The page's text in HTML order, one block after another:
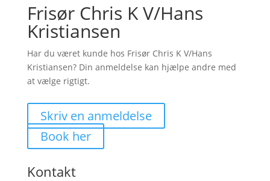
Frisør Chris K V/Hans
Kristiansen
Har du været kunde hos Frisør Chris K V/Hans
Kristiansen? Din anmeldelse kan hjælpe andre med
at vælge rigtigt.
Skriv en anmeldelse
Book her
Kontakt